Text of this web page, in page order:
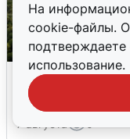
На
cookie-файлы.
подтверждаете
использование.
Москвичи
на взрыв
7 августа